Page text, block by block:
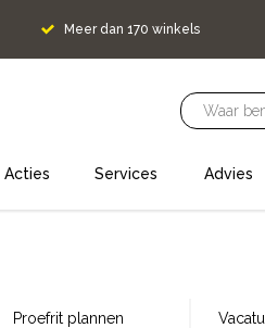
Meer dan 170 winkels
Acties Services Advies
Proefrit plannen